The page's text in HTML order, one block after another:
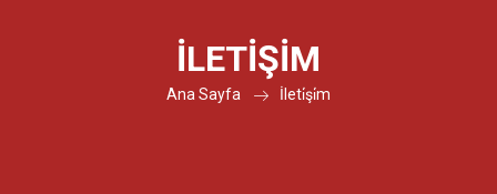
İLETİŞİM
Ana Sayfa İleti̇şi̇m